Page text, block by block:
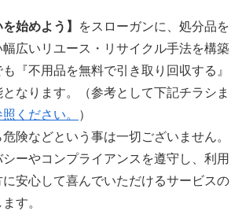
始めよう】
をスローガンに、処分品を
広いリユース・リサイクル手法を構築
『不用品を無料で引き取り回収する』
なります。（参考として下記チラシま
ください。
）
険などという事は一切ございません。
ーやコンプライアンスを遵守し、利用
に安心して喜んでいただけるサービスの
す。